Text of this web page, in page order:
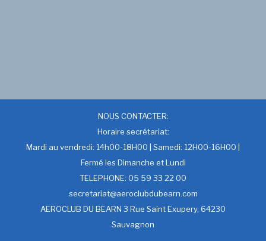
NOUS CONTACTER:
Horaire secrétariat:
Mardi au vendredi: 14h00-18H00 | Samedi: 12H00-16H00 |
Fermé les Dimanche et Lundi
TELEPHONE: 05 59 33 22 00
secretariat@aeroclubdubearn.com
AEROCLUB DU BEARN 3 Rue Saint Exupery, 64230
Sauvagnon